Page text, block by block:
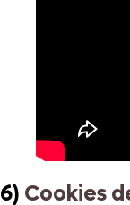
6) Cookies